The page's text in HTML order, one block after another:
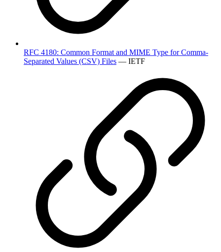
RFC 4180: Common Format and MIME Type for Comma-
Separated Values (CSV) Files — IETF